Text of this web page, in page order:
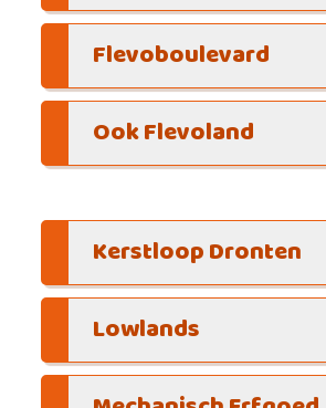
Flevoboulevard
Ook Flevoland
Kerstloop Dronten
Lowlands